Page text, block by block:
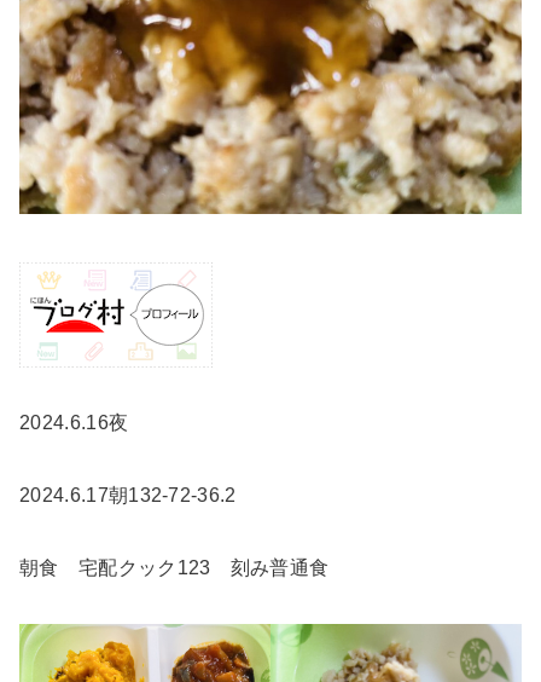
2024.6.16夜
2024.6.17朝132-72-36.2
朝食 宅配クック123 刻み普通食